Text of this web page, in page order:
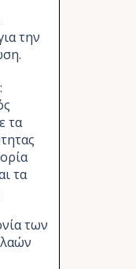
την
τα
τα
των